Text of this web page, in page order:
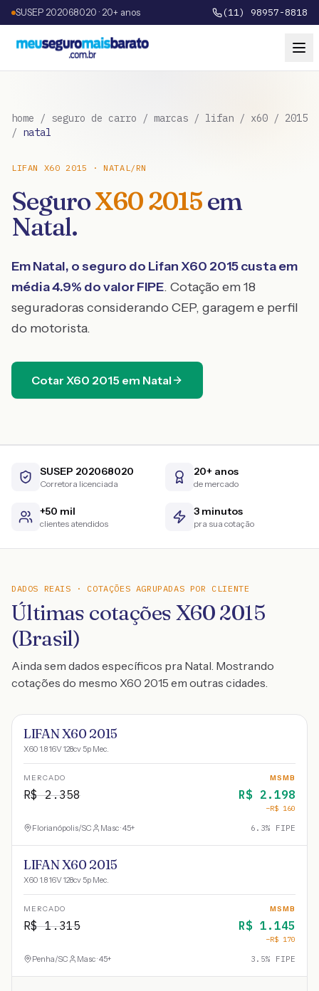
SUSEP 202068020 · 20+ anos (11) 98957-8818
home / seguro de carro / marcas / lifan / x60 / 2015
/ natal
LIFAN X60 2015 ·NATAL/RN
SeguroX602015em
Natal.
EmNatal, o seguro do LifanX60 2015custa em
média4.9% do valor FIPE. Cotação em 18
seguradoras considerando CEP, garagem e perfil
do motorista.
Cotar X60 2015 em Natal
SUSEP 202068020
Corretora licenciada
20+ anos
de mercado
+50 mil
clientes atendidos
3 minutos
pra sua cotação
DADOS REAIS · COTAÇÕES AGRUPADAS POR CLIENTE
Últimas cotações X60 2015
(Brasil)
Ainda sem dados específicos pra Natal. Mostrando
cotações do mesmo X60 2015 em outras cidades.
LIFAN X60 2015
X60 1.8 16V 128cv 5p Mec.
MERCADO
R$2.358
MSMB
R$ 2.198
−R$ 160
Florianópolis/SC Masc · 45+ 6.3% FIPE
LIFAN X60 2015
X60 1.8 16V 128cv 5p Mec.
MERCADO
R$1.315
MSMB
R$ 1.145
−R$ 170
Penha/SC Masc · 45+ 3.5% FIPE